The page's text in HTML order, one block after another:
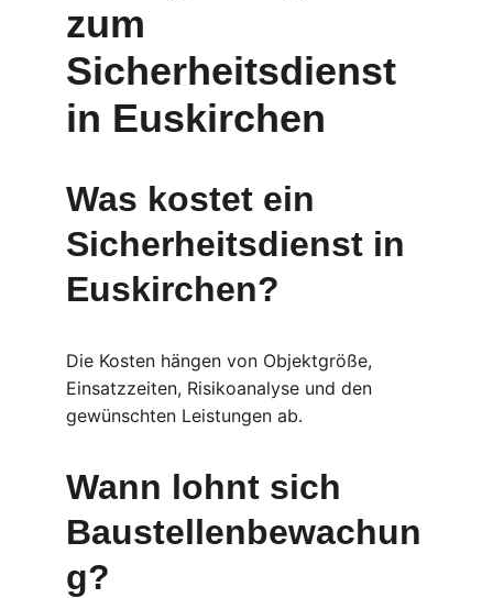
zum
Sicherheitsdienst
in Euskirchen
Was kostet ein
Sicherheitsdienst in
Euskirchen?
Die Kosten hängen von Objektgröße,
Einsatzzeiten, Risikoanalyse und den
gewünschten Leistungen ab.
Wann lohnt sich
Baustellenbewachun
g?